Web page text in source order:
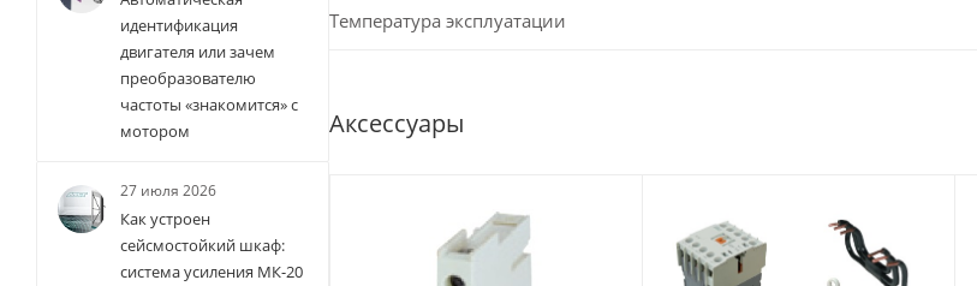
Температура эксплуатации
Аксессуары
идентификация
двигателя или зачем
преобразователю
частоты «знакомится» с
мотором
27 июля 2026
Как устроен
сейсмостойкий шкаф:
система усиления МК-20